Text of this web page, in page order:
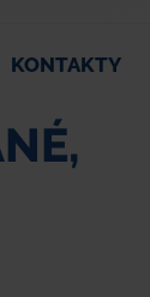
KONTAKTY